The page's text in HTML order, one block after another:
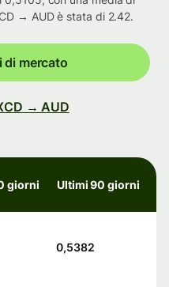
→ AUD è stata di 2.42.
di mercato
→ AUD
giorni Ultimi 90 giorni
0,5382